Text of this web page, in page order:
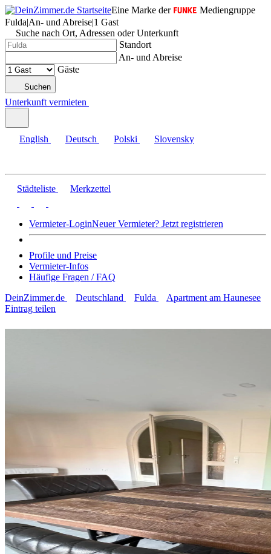
Eine Marke der
Mediengruppe
Fulda|An- und Abreise|1 Gast
Suche nach Ort, Adressen oder Unterkunft
Standort
An- und Abreise
Gäste
Suchen
Unterkunft vermieten
English Deutsch Polski Slovensky
Städteliste Merkzettel
Vermieter-LoginNeuer Vermieter? Jetzt registrieren
Profile und Preise
Vermieter-Infos
Häufige Fragen / FAQ
DeinZimmer.de
Deutschland Fulda
Apartment am Haunesee
Eintrag teilen